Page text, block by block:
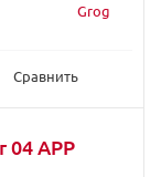
Grog
Сравнить
04 APP